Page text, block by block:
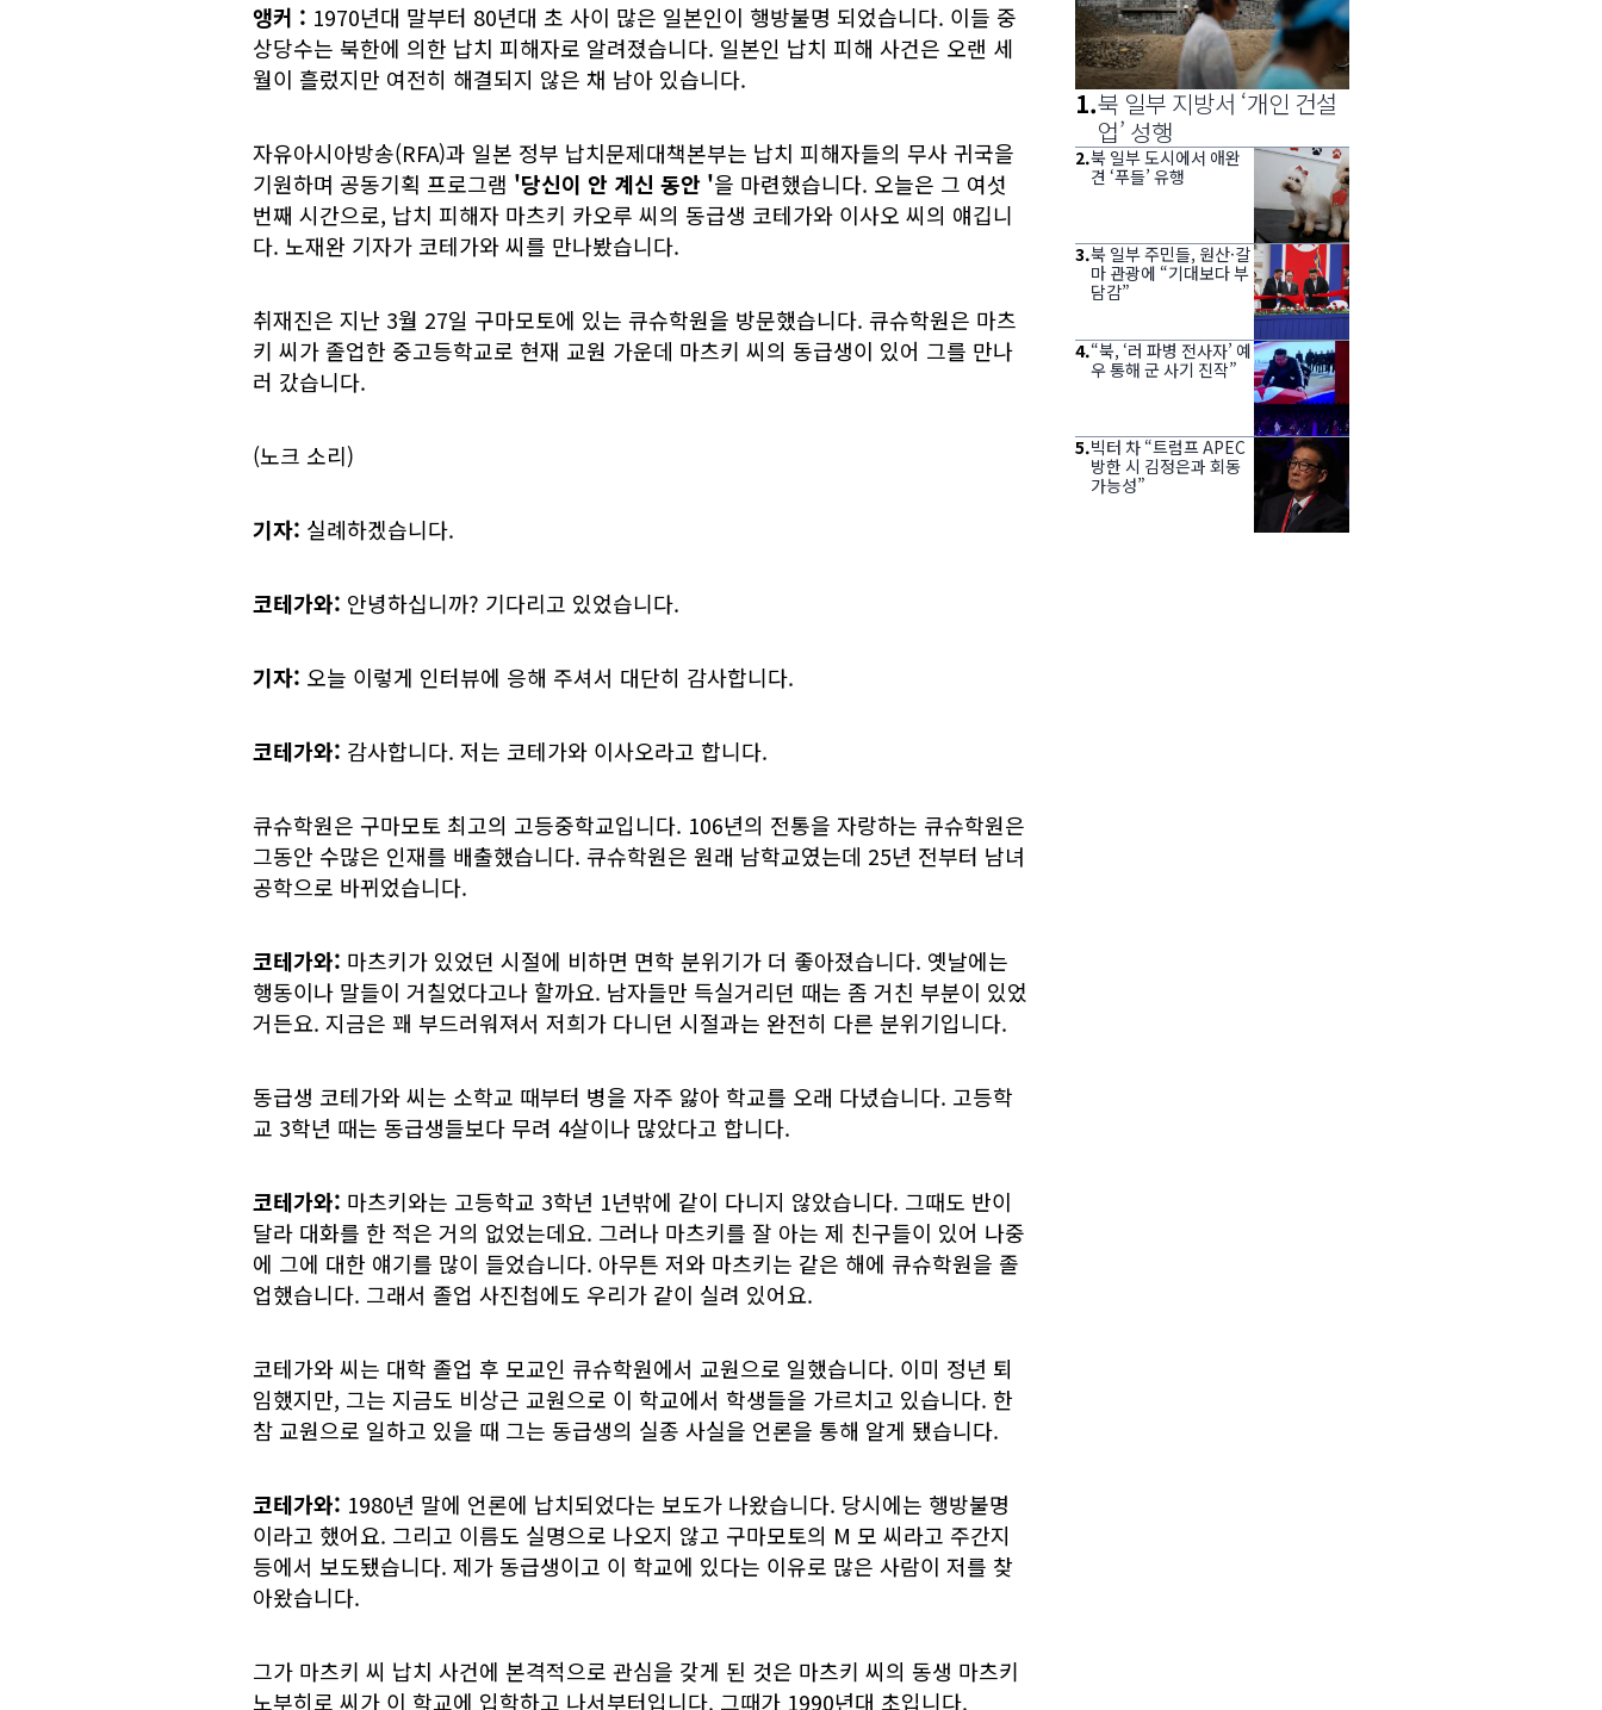
앵커 : 1970년대 말부터 80년대 초 사이 많은 일본인이 행방불명 되었습니다. 이들 중
상당수는 북한에 의한 납치 피해자로 알려졌습니다. 일본인 납치 피해 사건은 오랜 세
월이 흘렀지만 여전히 해결되지 않은 채 남아 있습니다.
자유아시아방송(RFA)과 일본 정부 납치문제대책본부는 납치 피해자들의 무사 귀국을
기원하며 공동기획 프로그램 '당신이 안 계신 동안 '을 마련했습니다. 오늘은 그 여섯
번째 시간으로, 납치 피해자 마츠키 카오루 씨의 동급생 코테가와 이사오 씨의 얘깁니
다. 노재완 기자가 코테가와 씨를 만나봤습니다.
취재진은 지난 3월 27일 구마모토에 있는 큐슈학원을 방문했습니다. 큐슈학원은 마츠
키 씨가 졸업한 중고등학교로 현재 교원 가운데 마츠키 씨의 동급생이 있어 그를 만나
러 갔습니다.
(노크 소리)
기자: 실례하겠습니다.
코테가와: 안녕하십니까? 기다리고 있었습니다.
기자: 오늘 이렇게 인터뷰에 응해 주셔서 대단히 감사합니다.
코테가와: 감사합니다. 저는 코테가와 이사오라고 합니다.
큐슈학원은 구마모토 최고의 고등중학교입니다. 106년의 전통을 자랑하는 큐슈학원은
그동안 수많은 인재를 배출했습니다. 큐슈학원은 원래 남학교였는데 25년 전부터 남녀
공학으로 바뀌었습니다.
코테가와: 마츠키가 있었던 시절에 비하면 면학 분위기가 더 좋아졌습니다. 옛날에는
행동이나 말들이 거칠었다고나 할까요. 남자들만 득실거리던 때는 좀 거친 부분이 있었
거든요. 지금은 꽤 부드러워져서 저희가 다니던 시절과는 완전히 다른 분위기입니다.
동급생 코테가와 씨는 소학교 때부터 병을 자주 앓아 학교를 오래 다녔습니다. 고등학
교 3학년 때는 동급생들보다 무려 4살이나 많았다고 합니다.
코테가와: 마츠키와는 고등학교 3학년 1년밖에 같이 다니지 않았습니다. 그때도 반이
달라 대화를 한 적은 거의 없었는데요. 그러나 마츠키를 잘 아는 제 친구들이 있어 나중
에 그에 대한 얘기를 많이 들었습니다. 아무튼 저와 마츠키는 같은 해에 큐슈학원을 졸
업했습니다. 그래서 졸업 사진첩에도 우리가 같이 실려 있어요.
코테가와 씨는 대학 졸업 후 모교인 큐슈학원에서 교원으로 일했습니다. 이미 정년 퇴
임했지만, 그는 지금도 비상근 교원으로 이 학교에서 학생들을 가르치고 있습니다. 한
참 교원으로 일하고 있을 때 그는 동급생의 실종 사실을 언론을 통해 알게 됐습니다.
코테가와: 1980년 말에 언론에 납치되었다는 보도가 나왔습니다. 당시에는 행방불명
이라고 했어요. 그리고 이름도 실명으로 나오지 않고 구마모토의 M 모 씨라고 주간지
등에서 보도됐습니다. 제가 동급생이고 이 학교에 있다는 이유로 많은 사람이 저를 찾
아왔습니다.
그가 마츠키 씨 납치 사건에 본격적으로 관심을 갖게 된 것은 마츠키 씨의 동생 마츠키
노부히로 씨가 이 학교에 입학하고 나서부터입니다. 그때가 1990년대 초입니다.
1.북 일부 지방서 ‘개인 건설
업’ 성행
2.북 일부 도시에서 애완
견 ‘푸들’ 유행
3.북 일부 주민들, 원산·갈
마 관광에 “기대보다 부
담감”
4.“북, ‘러 파병 전사자’ 예
우 통해 군 사기 진작”
5.빅터 차 “트럼프 APEC
방한 시 김정은과 회동
가능성”